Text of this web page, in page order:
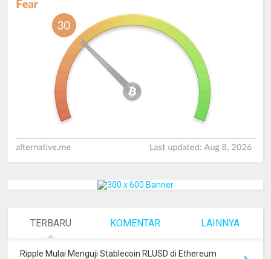
TERBARU KOMENTAR LAINNYA
Ripple Mulai Menguji Stablecoin RLUSD di Ethereum